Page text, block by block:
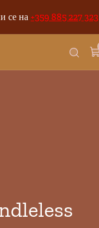
се на +359 885 227 323